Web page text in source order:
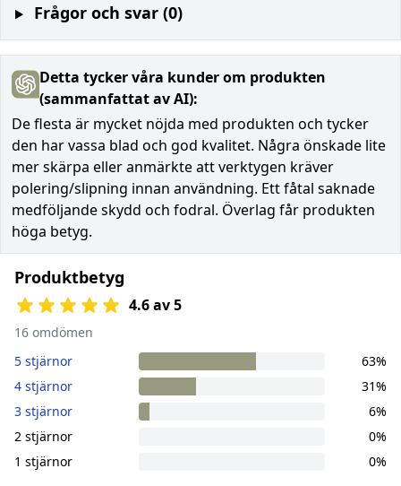
Frågor och svar (0)
Detta tycker våra kunder om produkten
(sammanfattat av AI):
De flesta är mycket nöjda med produkten och tycker
den har vassa blad och god kvalitet. Några önskade lite
mer skärpa eller anmärkte att verktygen kräver
polering/slipning innan användning. Ett fåtal saknade
medföljande skydd och fodral. Överlag får produkten
höga betyg.
Produktbetyg
4.6 av 5
16 omdömen
5 stjärnor
63%
4 stjärnor
31%
3 stjärnor
6%
2 stjärnor
0%
1 stjärnor
0%